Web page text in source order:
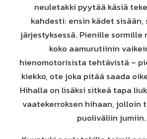
neuletakki pyytää käsiä
kahdesti: ensin kädet
järjestyksessä. Pienille sormille
koko aamurutiinin
hienomotorisista tehtävistä –
kiekko, ote joka pitää saada
Hihalla on lisäksi sitkeä tapa
vaatekerroksen hihaan, jolloin
puoliväliin jumiin.